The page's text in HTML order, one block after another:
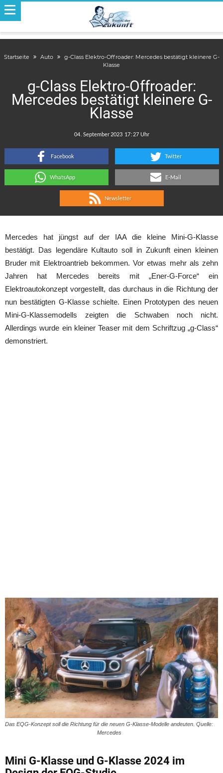
Startseite Auto
g-Class Elektro-Offroader: Mercedes bestätigt kleinere G-
Klasse
g-Class Elektro-Offroader:
Mercedes bestätigt kleinere G-
Klasse
:
Facebook Twitter
WhatsApp E-Mail
Newsletter
Mercedes hat jüngst auf der IAA die kleine Mini-G-Klasse
bestätigt. Das legendäre Kultauto soll in Zukunft einen kleinen
Bruder mit Elektroantrieb bekommen. Vor etwas mehr als zehn
Jahren hat Mercedes bereits mit „Ener-G-Force“ ein
Elektroautokonzept vorgestellt, das durchaus in die Richtung der
nun bestätigten G-Klasse schielte. Einen Prototypen des neuen
Mini-G-Klassemodells zeigten die Schwaben noch nicht.
Allerdings wurde ein kleiner Teaser mit dem Schriftzug „g-Class“
demonstriert.
Das EQG-Konzept soll die Richtung für die neuen G-Klasse-Modelle andeuten. Quelle:
Mercedes
Mini G-Klasse und G-Klasse 2024 im